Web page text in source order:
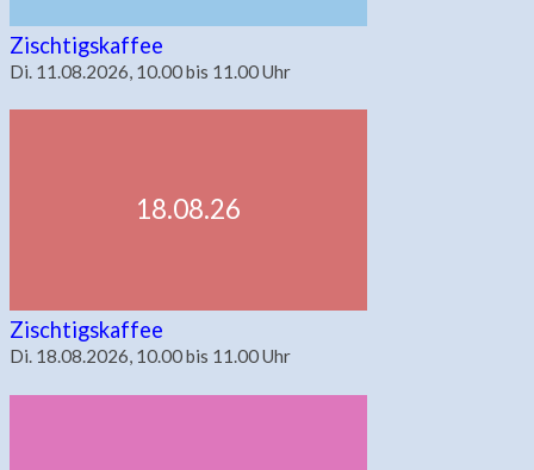
Zischtigskaffee
Di. 11.08.2026, 10.00 bis 11.00 Uhr
18.08.26
Zischtigskaffee
Di. 18.08.2026, 10.00 bis 11.00 Uhr